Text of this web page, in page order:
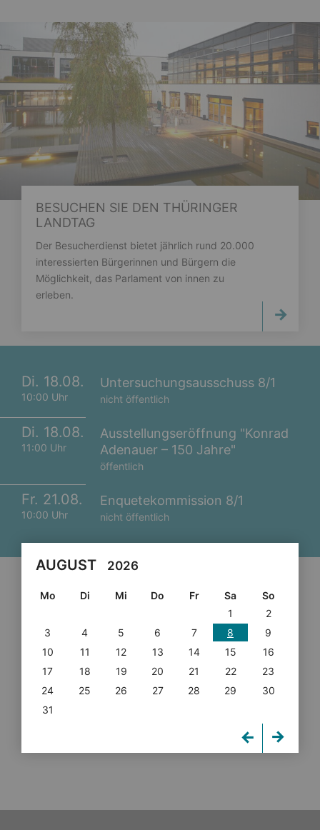
BESUCHEN SIE DEN THÜRINGER
LANDTAG
Der Besucherdienst bietet jährlich rund 20.000
interessierten Bürgerinnen und Bürgern die
Möglichkeit, das Parlament von innen zu
erleben.
Di. 18.08.
10:00 Uhr
Untersuchungsausschuss 8/1
nicht öffentlich
Di. 18.08.
11:00 Uhr
Ausstellungseröffnung "Konrad
Adenauer – 150 Jahre"
öffentlich
Fr. 21.08.
10:00 Uhr
Enquetekommission 8/1
nicht öffentlich
AUGUST 2026
Mo Di Mi Do Fr Sa
So
1
2
3
4 5 6 7 8
9
10
11 12 13 14 15
16
17
18 19 20 21 22
23
24
25 26 27 28 29
30
31